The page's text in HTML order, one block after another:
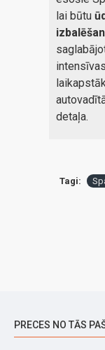
lai būtu
detaļa.
Tagi:
PRECES NO TĀS